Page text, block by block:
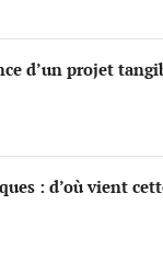
d’un projet
: d’où vient